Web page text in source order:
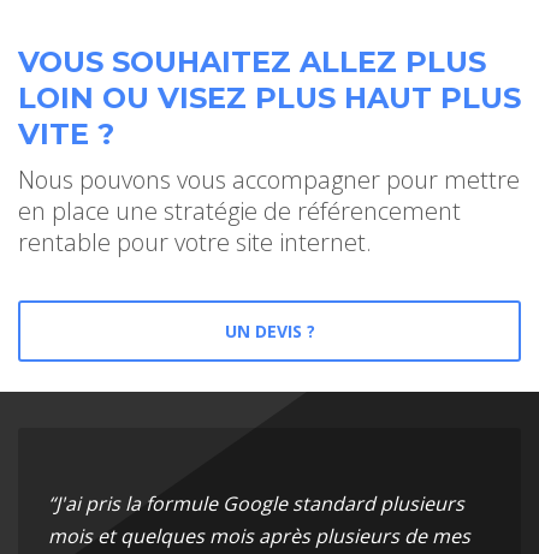
VOUS SOUHAITEZ ALLEZ PLUS
LOIN OU VISEZ PLUS HAUT PLUS
VITE ?
Nous pouvons vous accompagner pour mettre
en place une stratégie de référencement
rentable pour votre site internet.
UN DEVIS ?
“J'ai pris la formule Google standard plusieurs
mois et quelques mois après plusieurs de mes